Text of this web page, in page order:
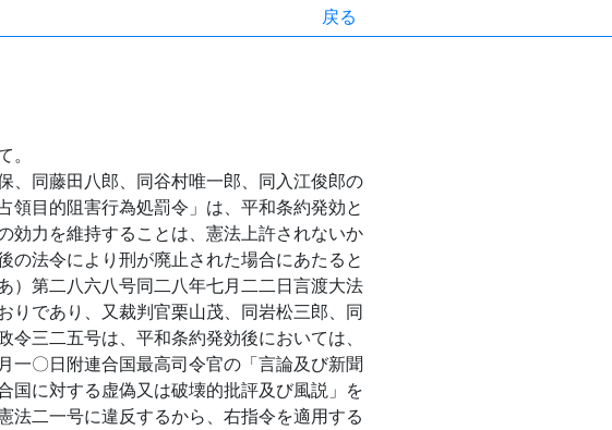
戻る
、同藤田八郎、同谷村唯一郎、同入江俊郎の
領目的阻害行為処罰令」は、平和条約発効と
効力を維持することは、憲法上許されないか
の法令により刑が廃止された場合にあたると
）第二八六八号同二八年七月二二日言渡大法
りであり、又裁判官栗山茂、同岩松三郎、同
三二五号は、平和条約発効後においては、
一〇日附連合国最高司令官の「言論及び新聞
国に対する虚偽又は破壊的批評及び風説」を
法二一号に違反するから、右指令を適用する